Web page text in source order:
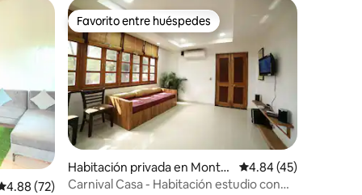
promedio: 4.88 de 5, 72 reseñas
4.88 (72)
Favorito entre huéspedes
Favorito entre huéspedes
Habitación privada en Monte
Ābū
Calificación
4.84 (45)
Carnival Casa - Habitación estudio con